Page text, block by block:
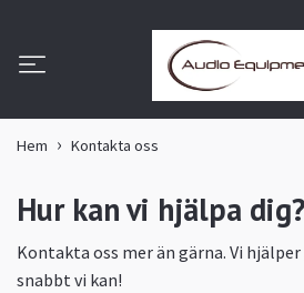
Hem Kontakta oss
Hur kan vi hjälpa dig?
Kontakta oss mer än gärna. Vi
snabbt vi kan!